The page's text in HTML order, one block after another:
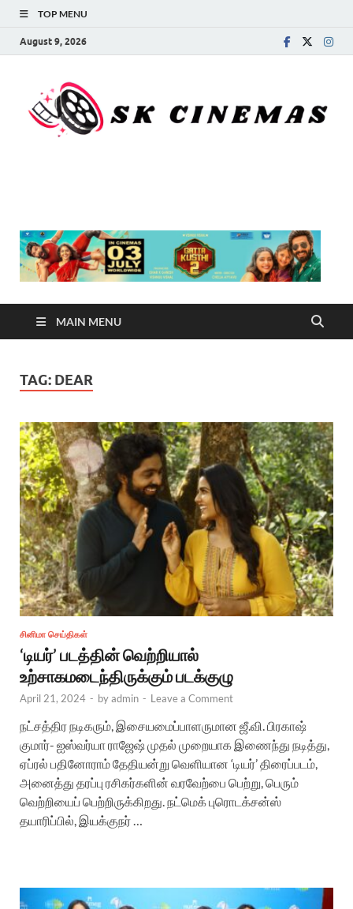
TOP MENU
August 9, 2026
MAIN MENU
TAG: DEAR
சினிமா செய்திகள்
‘டியர்’ படத்தின் வெற்றியால்
உற்சாகமடைந்திருக்கும் படக்குழு
April 21, 2024 - byadmin - Leave a Comment
நட்சத்திர நடிகரும், இசையமைப்பாளருமான ஜீ.வி. பிரகாஷ்
குமார்- ஐஸ்வர்யா ராஜேஷ் முதல் முறையாக இணைந்து நடித்து,
ஏப்ரல் பதினோராம் தேதியன்று வெளியான ‘டியர்’ திரைப்படம்,
அனைத்து தரப்பு ரசிகர்களின் வரவேற்பை பெற்று, பெரும்
வெற்றியைப் பெற்றிருக்கிறது. நட்மெக் புரொடக்சன்ஸ்
தயாரிப்பில், இயக்குநர் …